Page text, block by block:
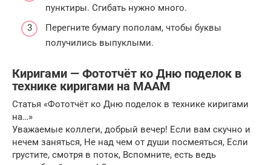
пунктиры. Сгибать нужно много.
Перегните бумагу пополам, чтобы буквы
получились выпуклыми.
Киригами — Фототчёт ко Дню поделок в
технике киригами на МAAM
Статья «Фототчёт ко Дню поделок в технике киригами
на…»
Уважаемые коллеги, добрый вечер! Если вам скучно и
нечем заняться, Не над чем от души посмеяться, Если
грустите, смотря в поток, Вспомните, есть ведь